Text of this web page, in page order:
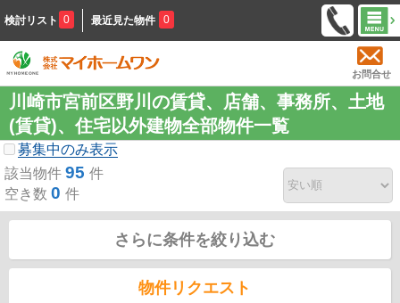
検討リスト 0 最近見た物件 0
お問合せ
川崎市宮前区野川の賃貸、店舗、事務所、土地
(賃貸)、住宅以外建物全部物件一覧
募集中のみ表示
該当物件 95 件
空き数 0 件
さらに条件を絞り込む
物件リクエスト